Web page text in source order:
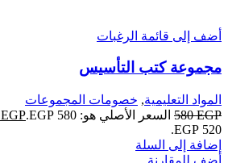
أضف إلى قائمة الرغبات
مجموعة كتب التأسيس
المواد التعليمية, خصومات المجموعات
580EGP السعر الأصلي هو: 580 EGP. EGP
520 EGP.
إضافة إلى السلة
أضف للمقارنة